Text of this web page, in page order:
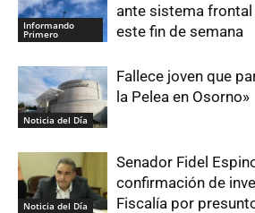
Informando
Primero
ante sistema
este fin de semana
Noticia del Día
Fallece joven que
la Pelea en Osorno»
Noticia del Día
Senador Fidel
confirmación de
Fiscalía por